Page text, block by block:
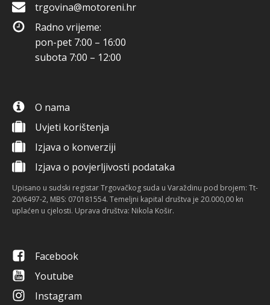
trgovina@motoreni.hr
Radno vrijeme:
pon-pet 7:00 – 16:00
subota 7:00 – 12:00
O nama
Uvjeti korištenja
Izjava o konverziji
Izjava o povjerljivosti podataka
Upisano u sudski registar Trgovačkog suda u Varaždinu pod brojem: Tt-
20/6497-2, MBS: 070181554. Temeljni kapital društva je 20.000,00 kn
uplaćen u cjelosti. Uprava društva: Nikola Košir.
Facebook
Youtube
Instagram